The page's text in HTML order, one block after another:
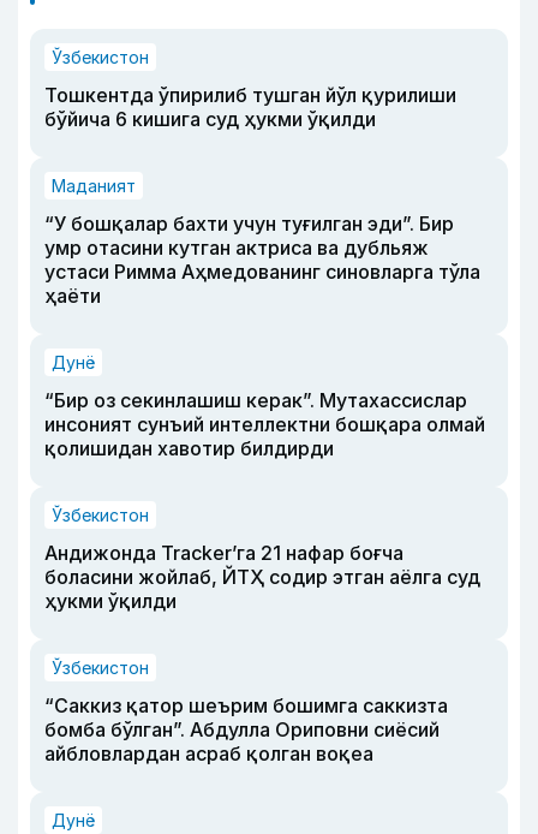
Ўзбекистон
Тошкентда ўпирилиб тушган йўл қурилиши
бўйича 6 кишига суд ҳукми ўқилди
Маданият
“У бошқалар бахти учун туғилган эди”. Бир
умр отасини кутган актриса ва дубльяж
устаси Римма Аҳмедованинг синовларга тўла
ҳаёти
Дунё
“Бир оз секинлашиш керак”. Мутахассислар
инсоният сунъий интеллектни бошқара олмай
қолишидан хавотир билдирди
Ўзбекистон
Андижонда Tracker’га 21 нафар боғча
боласини жойлаб, ЙТҲ содир этган аёлга суд
ҳукми ўқилди
Ўзбекистон
“Саккиз қатор шеърим бошимга саккизта
бомба бўлган”. Абдулла Ориповни сиёсий
айбловлардан асраб қолган воқеа
Дунё